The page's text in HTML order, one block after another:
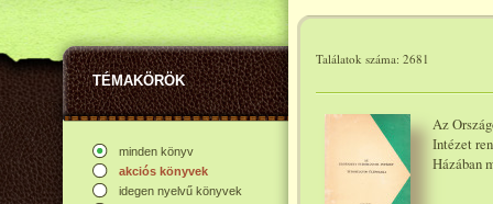
TÉMAKÖRÖK
minden könyv
akciós könyvek
idegen nyelvű könyvek
Találatok száma: 2681
Az
Intézet
Házában